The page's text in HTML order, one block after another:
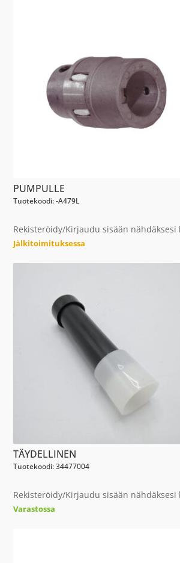
PUMPULLE
Tuotekoodi: -A479L
Rekisteröidy/Kirjaudu sisään nähdäksesi
Jälkitoimituksessa
TÄYDELLINEN
Tuotekoodi: 34477004
Rekisteröidy/Kirjaudu sisään nähdäksesi
Varastossa